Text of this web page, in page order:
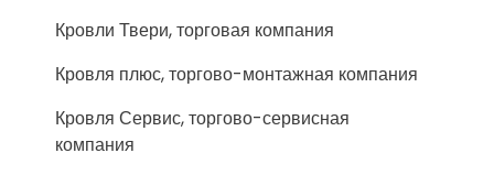
Кровли Твери, торговая компания
Кровля плюс, торгово-монтажная компания
Кровля Сервис, торгово-сервисная
компания